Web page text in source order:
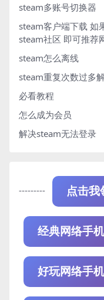
steam多账号切换器
steam客户端下载 如
steam社区 即可推荐
steam怎么离线
steam重复次数过多
必看教程
怎么成为会员
解决steam无法登录
--------- 点击我
经典网络手
好玩网络手